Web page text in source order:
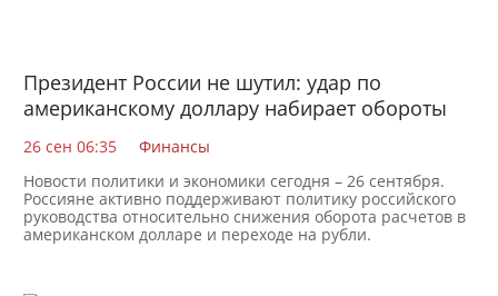
Президент России не шутил: удар по
американскому доллару набирает обороты
26 сен 06:35
Финансы
Новости политики и экономики сегодня – 26 сентября.
Россияне активно поддерживают политику российского
руководства относительно снижения оборота расчетов в
американском долларе и переходе на рубли.